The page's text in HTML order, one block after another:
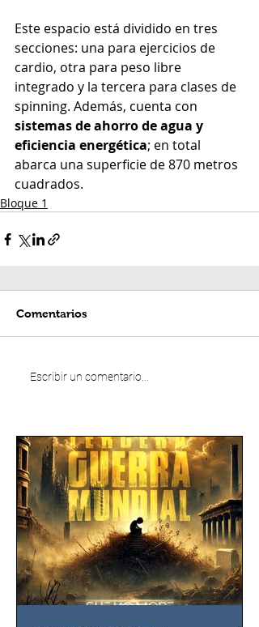
Este espacio está dividido en tres
secciones: una para ejercicios de
cardio, otra para peso libre
integrado y la tercera para clases de
spinning. Además, cuenta con
sistemas de ahorro de agua y
eficiencia energética; en total
abarca una superficie de 870 metros
cuadrados.
Bloque 1
Comentarios
Escribir un comentario...